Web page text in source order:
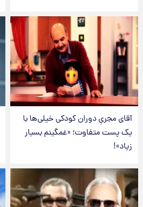
آقای مجریِ دوران کودکی خیلی‌ها با
یک پست متفاوت؛ «غمگینم بسیار
زیاد»!